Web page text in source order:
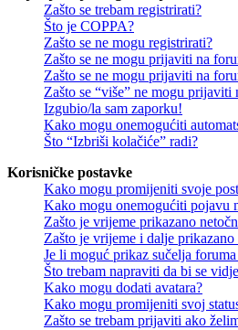
Zašto se trebam registrirati?
Što je COPPA?
Zašto se ne mogu registrirati?
Zašto se ne mogu prijaviti na
Zašto se ne mogu prijaviti na
Zašto se “više” ne mogu prijaviti
Izgubio/la sam zaporku!
Kako mogu onemogućiti
Što “Izbriši kolačiće” radi?
Korisničke postavke
Kako mogu promijeniti svoje
Kako mogu onemogućiti pojavu
Zašto je vrijeme prikazano
Zašto je vrijeme i dalje
Je li moguć prikaz sučelja
Što trebam napraviti da bi se
Kako mogu dodati avatara?
Kako mogu promijeniti svoj
Zašto se trebam prijaviti ako